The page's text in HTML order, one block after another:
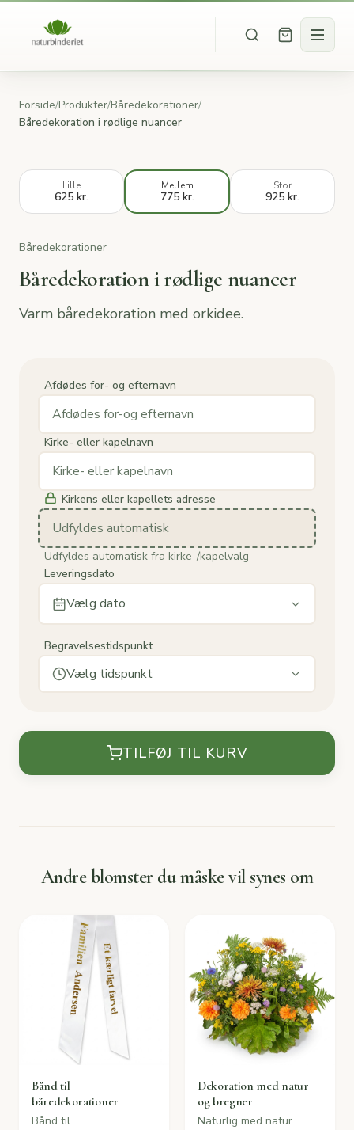
Forside/Produkter/Båredekorationer/
Båredekoration i rødlige nuancer
Lille
625 kr.
Mellem
775 kr.
Stor
925 kr.
Båredekorationer
Båredekoration i rødlige nuancer
Varm båredekoration med orkidee.
Afdødes for- og efternavn
Kirke- eller kapelnavn
Kirkens eller kapellets adresse
Udfyldes automatisk
Udfyldes automatisk fra kirke-/kapelvalg
Leveringsdato
Vælg dato
Begravelsestidspunkt
Vælg tidspunkt
TILFØJ TIL KURV
Andre blomster du måske vil synes om
Bånd til
båredekorationer
Bånd til
Dekoration med natur
og bregner
Naturlig med natur